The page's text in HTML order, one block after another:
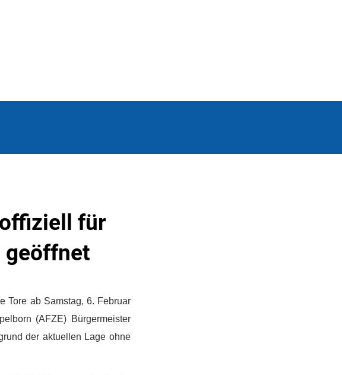
für
geöffnet
Tore ab Samstag, 6. Februar
(AFZE) Bürgermeister
der aktuellen Lage ohne